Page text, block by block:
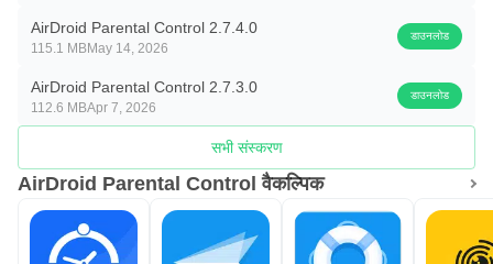
AirDroid Parental Control 2.7.4.0
115.1 MBMay 14, 2026
डाउनलोड
AirDroid Parental Control 2.7.3.0
112.6 MBApr 7, 2026
डाउनलोड
सभी संस्करण
AirDroid Parental Control वैकल्पिक